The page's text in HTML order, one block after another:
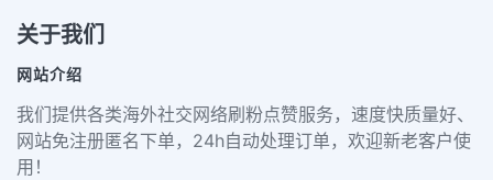
关于我们
网站介绍
我们提供各类海外社交网络刷粉点赞服务，速度快质量好、
网站免注册匿名下单，24h自动处理订单，欢迎新老客户使
用！